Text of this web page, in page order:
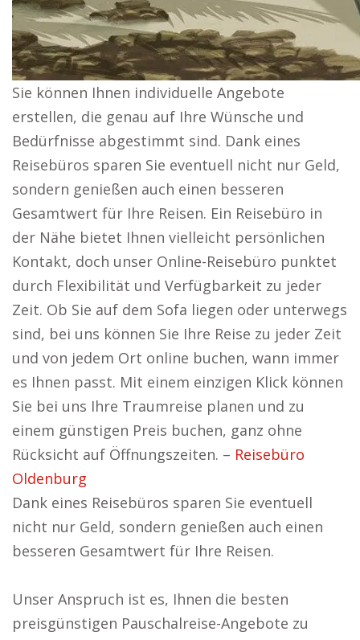
Sie können Ihnen individuelle Angebote
erstellen, die genau auf Ihre Wünsche und
Bedürfnisse abgestimmt sind. Dank eines
Reisebüros sparen Sie eventuell nicht nur Geld,
sondern genießen auch einen besseren
Gesamtwert für Ihre Reisen. Ein Reisebüro in
der Nähe bietet Ihnen vielleicht persönlichen
Kontakt, doch unser Online-Reisebüro punktet
durch Flexibilität und Verfügbarkeit zu jeder
Zeit. Ob Sie auf dem Sofa liegen oder unterwegs
sind, bei uns können Sie Ihre Reise zu jeder Zeit
und von jedem Ort online buchen, wann immer
es Ihnen passt. Mit einem einzigen Klick können
Sie bei uns Ihre Traumreise planen und zu
einem günstigen Preis buchen, ganz ohne
Rücksicht auf Öffnungszeiten. – Reisebüro
Oldenburg
Dank eines Reisebüros sparen Sie eventuell
nicht nur Geld, sondern genießen auch einen
besseren Gesamtwert für Ihre Reisen.
Unser Anspruch ist es, Ihnen die besten
preisgünstigen Pauschalreise-Angebote zu